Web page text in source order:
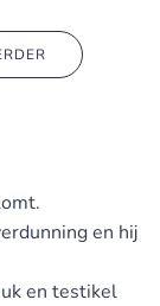
en hij
en testikel